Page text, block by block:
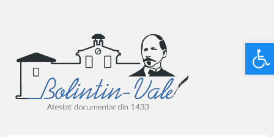
Deschide bara de unelte